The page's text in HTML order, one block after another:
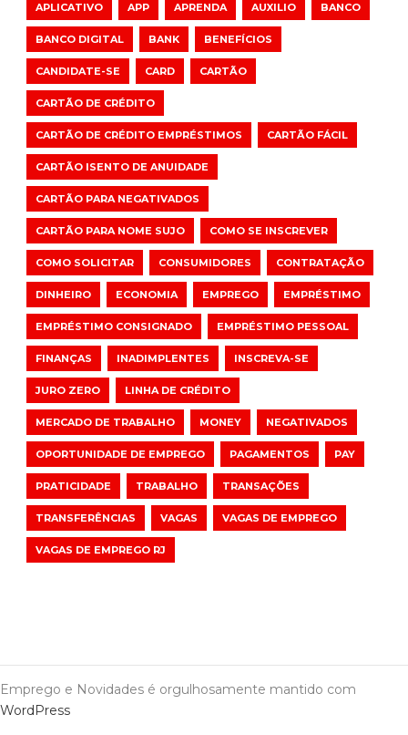
APLICATIVO APP APRENDA AUXILIO BANCO
BANCO DIGITAL BANK BENEFÍCIOS
CANDIDATE-SE CARD CARTÃO
CARTÃO DE CRÉDITO
CARTÃO DE CRÉDITO EMPRÉSTIMOS CARTÃO FÁCIL
CARTÃO ISENTO DE ANUIDADE
CARTÃO PARA NEGATIVADOS
CARTÃO PARA NOME SUJO COMO SE INSCREVER
COMO SOLICITAR CONSUMIDORES CONTRATAÇÃO
DINHEIRO ECONOMIA EMPREGO EMPRÉSTIMO
EMPRÉSTIMO CONSIGNADO EMPRÉSTIMO PESSOAL
FINANÇAS INADIMPLENTES INSCREVA-SE
JURO ZERO LINHA DE CRÉDITO
MERCADO DE TRABALHO MONEY NEGATIVADOS
OPORTUNIDADE DE EMPREGO PAGAMENTOS PAY
PRATICIDADE TRABALHO TRANSAÇÕES
TRANSFERÊNCIAS VAGAS VAGAS DE EMPREGO
VAGAS DE EMPREGO RJ
Emprego e Novidades é orgulhosamente mantido com
WordPress